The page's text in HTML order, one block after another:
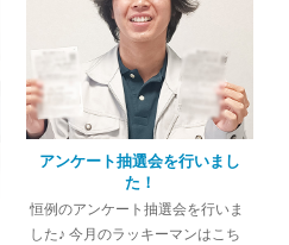
アンケート抽選会を行いまし
た！
恒例のアンケート抽選会を行いま
した♪ 今月のラッキーマンはこち